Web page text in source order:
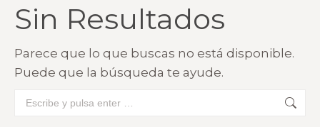
Sin Resultados
Parece que lo que buscas no está disponible.
Puede que la búsqueda te ayude.
Buscar: